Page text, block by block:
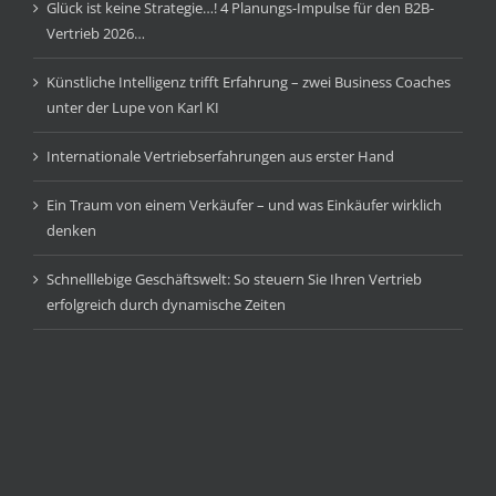
Glück ist keine Strategie…! 4 Planungs-Impulse für den B2B-
Vertrieb 2026…
Künstliche Intelligenz trifft Erfahrung – zwei Business Coaches
unter der Lupe von Karl KI
Internationale Vertriebserfahrungen aus erster Hand
Ein Traum von einem Verkäufer – und was Einkäufer wirklich
denken
Schnelllebige Geschäftswelt: So steuern Sie Ihren Vertrieb
erfolgreich durch dynamische Zeiten